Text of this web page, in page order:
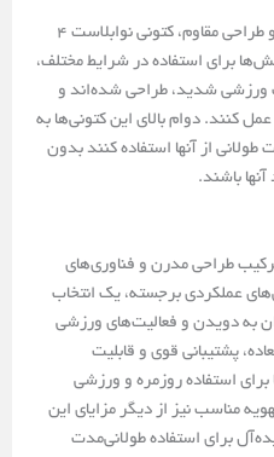
با توجه به استفاده از مواد با کیفیت و طراحی مقاوم، کتونی نوابلاست ۴
برای استفاده در شرایط مختلف،
ورزشی شدید، طراحی شده‌اند و
کنند. دوام بالای این کتونی‌ها به
از آنها استفاده کنند بدون
باشند.
۴ زنانه با ترکیب طراحی مدرن و فناوری‌های
عملکردی برجسته، یک انتخاب
به دویدن و فعالیت‌های ورزشی
پشتیبانی قوی و قابلیت
استفاده روزمره و ورزشی
مناسب نیز از دیگر مزایای این
برای استفاده طولانی‌مدت